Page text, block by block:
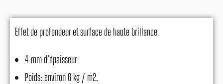
Effet de profondeur et surface de haute brillance
4 mm d’épaisseur
Poids: environ 6 kg / m2.